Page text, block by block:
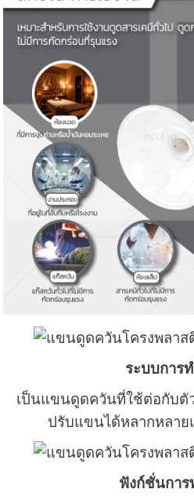
ระบบการ
เป็นแขนดูดควันที่ใช้ต่อกับตั
ปรับแขนได้หลากหลา
ฟังก์ชั่นการ